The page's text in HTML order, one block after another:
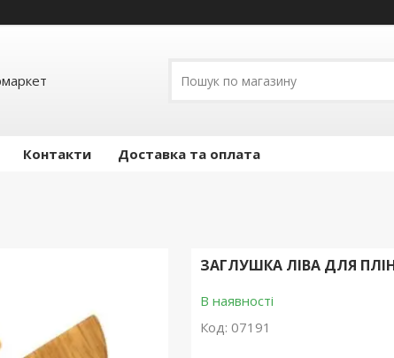
Контакти Доставка та оплата
ЗАГЛУШКА ЛІВА ДЛЯ
В наявності
Код: 07191